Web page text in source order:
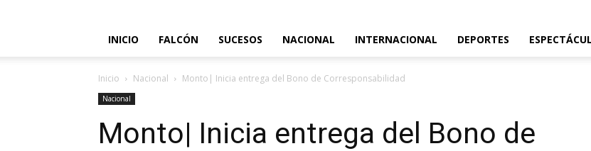
INICIO FALCÓN SUCESOS NACIONAL INTERNACIONAL DEPORTES
Inicio Nacional Monto| Inicia entrega del Bono de Corresponsabilidad
Nacional
Monto| Inicia entrega del Bono de